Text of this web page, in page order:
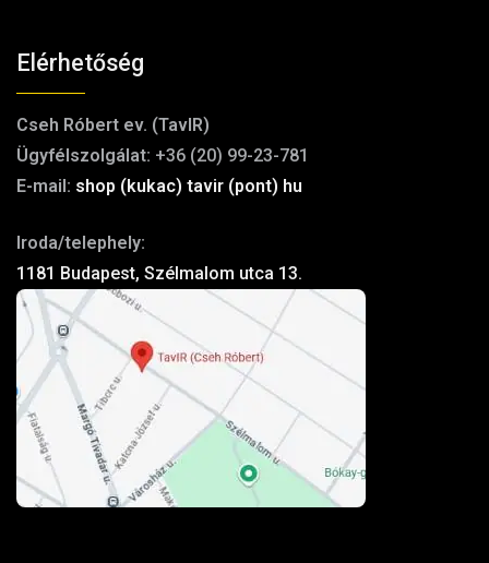
Elérhetőség
Cseh Róbert ev. (TavIR)
Ügyfélszolgálat: +36 (20) 99-23-781
E-mail: shop (kukac) tavir (pont) hu
Iroda/telephely:
1181 Budapest, Szélmalom utca 13.